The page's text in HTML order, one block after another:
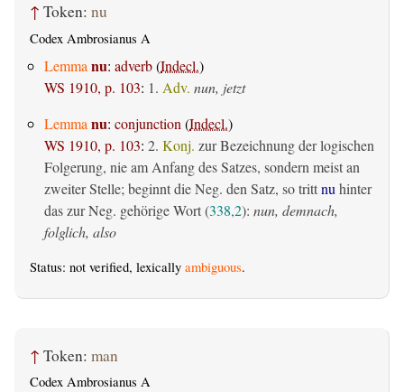
↑ Token: nu
Codex Ambrosianus A
Lemma nu: adverb(Indecl.)
WS 1910, p. 103: 1. Adv. nun, jetzt
Lemma nu: conjunction (Indecl.)
WS 1910, p. 103: 2. Konj. zur Bezeichnung der logischen
Folgerung, nie am Anfang des Satzes, sondern meist an
zweiter Stelle; beginnt die Neg. den Satz, so trittnu hinter
das zur Neg. gehörige Wort (338,2): nun, demnach,
folglich, also
Status: not verified, lexically ambiguous.
↑ Token: man
Codex Ambrosianus A